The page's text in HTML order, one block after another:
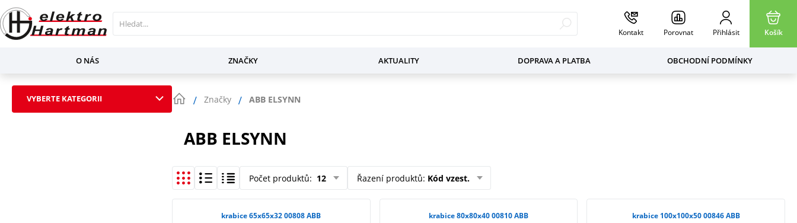
Kontakt Porovnat Přihlásit Košík
O NÁS ZNAČKY AKTUALITY DOPRAVA A PLATBA OBCHODNÍ PODMÍNKY
VYBERTE KATEGORII Značky ABB ELSYNN
ABB ELSYNN
Počet produktů: 12 Řazení produktů: Kód vzest.
krabice 65x65x32 00808 ABB krabice 80x80x40 00810 ABB krabice 100x100x50 00846 ABB